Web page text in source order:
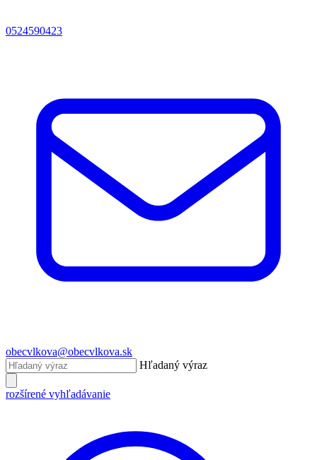
0524590423
obecvlkova@obecvlkova.sk
Hľadaný výraz
rozšírené vyhľadávanie